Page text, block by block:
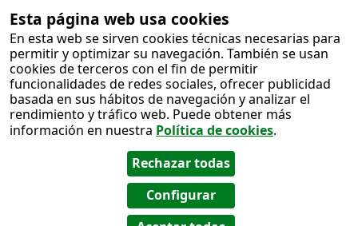
Esta página web usa cookies
En esta web se sirven cookies técnicas necesarias para
permitir y optimizar su navegación. También se usan
cookies de terceros con el fin de permitir
funcionalidades de redes sociales, ofrecer publicidad
basada en sus hábitos de navegación y analizar el
rendimiento y tráfico web. Puede obtener más
información en nuestra Política de cookies.